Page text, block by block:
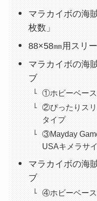
マラカイボの海
枚数」
88×58㎜用スリ
マラカイボの海
ブ
①ホビーベー
②ぴったりスリ
タイプ
③Mayday
USAキメラサ
マラカイボの海
ブ
④ホビーベース